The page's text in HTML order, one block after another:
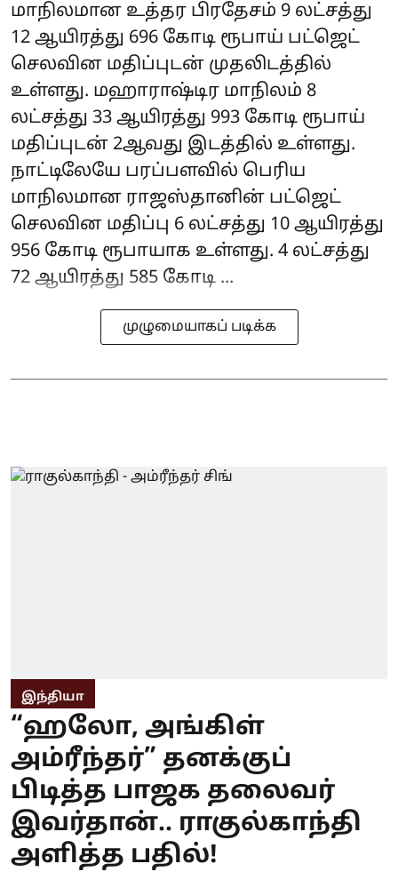
மாநிலமான உத்தர பிரதேசம் 9 லட்சத்து
12 ஆயிரத்து 696 கோடி ரூபாய் பட்ஜெட்
செலவின மதிப்புடன் முதலிடத்தில்
உள்ளது. மஹாராஷ்டிர மாநிலம் 8
லட்சத்து 33 ஆயிரத்து 993 கோடி ரூபாய்
மதிப்புடன் 2ஆவது இடத்தில் உள்ளது.
நாட்டிலேயே பரப்பளவில் பெரிய
மாநிலமான ராஜஸ்தானின் பட்ஜெட்
செலவின மதிப்பு 6 லட்சத்து 10 ஆயிரத்து
956 கோடி ரூபாயாக உள்ளது. 4 லட்சத்து
72 ஆயிரத்து 585 கோடி ...
முழுமையாகப் படிக்க
இந்தியா
“ஹலோ, அங்கிள்
அம்ரீந்தர்” தனக்குப்
பிடித்த பாஜக தலைவர்
இவர்தான்.. ராகுல்காந்தி
அளித்த பதில்!